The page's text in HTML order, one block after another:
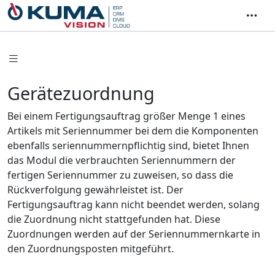
Gerätezuordnung
Bei einem Fertigungsauftrag größer Menge 1 eines
Artikels mit Seriennummer bei dem die Komponenten
ebenfalls seriennummernpflichtig sind, bietet Ihnen
das Modul die verbrauchten Seriennummern der
fertigen Seriennummer zu zuweisen, so dass die
Rückverfolgung gewährleistet ist. Der
Fertigungsauftrag kann nicht beendet werden, solang
die Zuordnung nicht stattgefunden hat. Diese
Zuordnungen werden auf der Seriennummernkarte in
den Zuordnungsposten mitgeführt.